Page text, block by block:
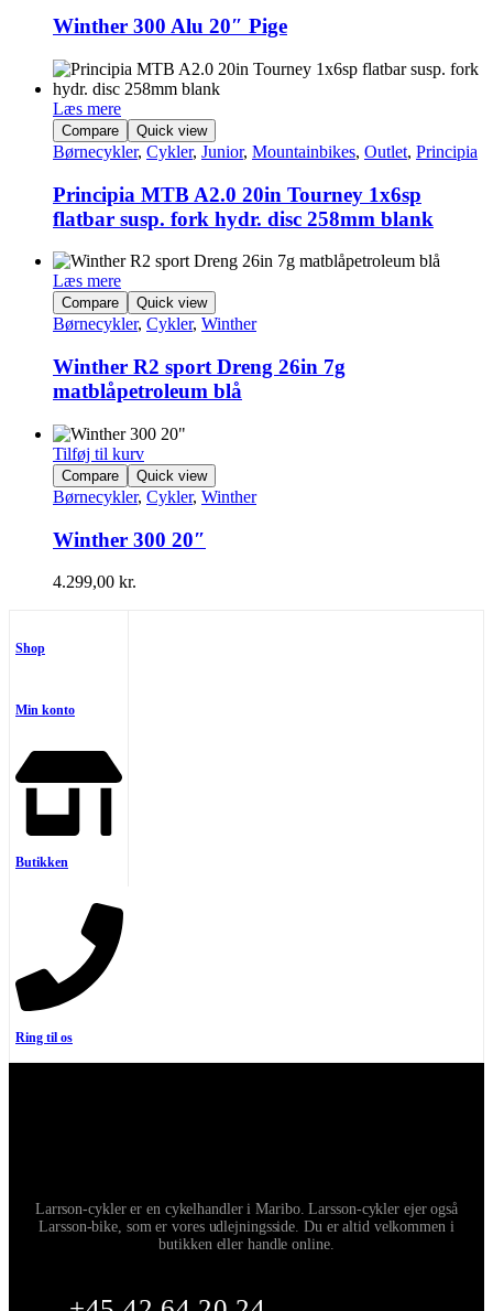
Winther 300 Alu 20″ Pige
Læs mere
Compare Quick view
Børnecykler, Cykler, Junior, Mountainbikes, Outlet, Principia
Principia MTB A2.0 20in Tourney 1x6sp
flatbar susp. fork hydr. disc 258mm blank
Læs mere
Compare Quick view
Børnecykler, Cykler, Winther
Winther R2 sport Dreng 26in 7g
matblåpetroleum blå
Tilføj til kurv
Compare Quick view
Børnecykler, Cykler, Winther
Winther 300 20″
4.299,00 kr.
Shop
Min konto
Butikken
Ring til os
Larrson-cykler er en cykelhandler i Maribo. Larsson-cykler ejer også
Larsson-bike, som er vores udlejningsside. Du er altid velkommen i
butikken eller handle online.